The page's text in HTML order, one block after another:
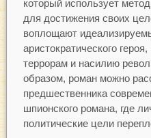
который использует
для достижения своих
воплощают
аристократического
террорам и насилию
образом, роман можно
предшественника
шпионского романа, где
политические цели